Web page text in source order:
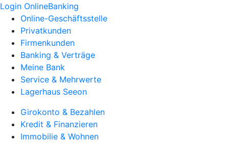
Login OnlineBanking
Online-Geschäftsstelle
Privatkunden
Firmenkunden
Banking & Verträge
Meine Bank
Service & Mehrwerte
Lagerhaus Seeon
Girokonto & Bezahlen
Kredit & Finanzieren
Immobilie & Wohnen